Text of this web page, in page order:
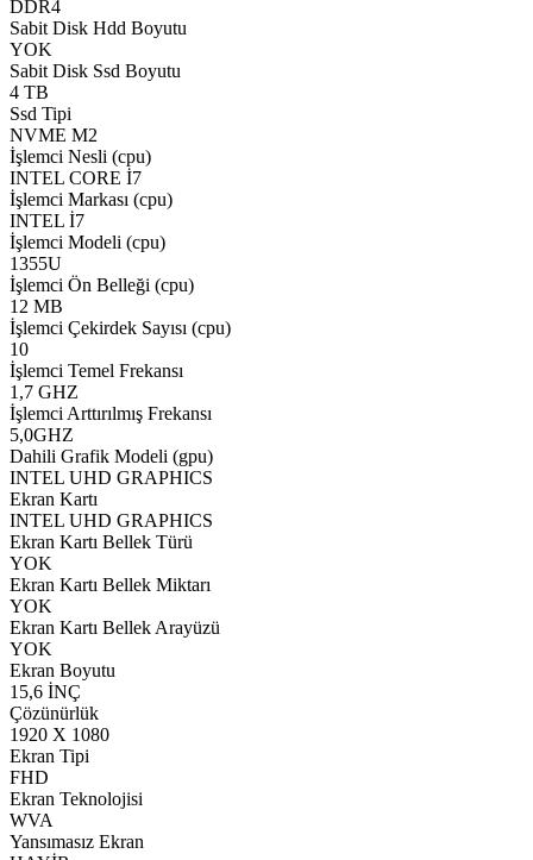
DDR4
Sabit Disk Hdd Boyutu
YOK
Sabit Disk Ssd Boyutu
4 TB
Ssd Tipi
NVME M2
İşlemci Nesli (cpu)
INTEL CORE İ7
İşlemci Markası (cpu)
INTEL İ7
İşlemci Modeli (cpu)
1355U
İşlemci Ön Belleği (cpu)
12 MB
İşlemci Çekirdek Sayısı (cpu)
10
İşlemci Temel Frekansı
1,7 GHZ
İşlemci Arttırılmış Frekansı
5,0GHZ
Dahili Grafik Modeli (gpu)
INTEL UHD GRAPHICS
Ekran Kartı
INTEL UHD GRAPHICS
Ekran Kartı Bellek Türü
YOK
Ekran Kartı Bellek Miktarı
YOK
Ekran Kartı Bellek Arayüzü
YOK
Ekran Boyutu
15,6 İNÇ
Çözünürlük
1920 X 1080
Ekran Tipi
FHD
Ekran Teknolojisi
WVA
Yansımasız Ekran